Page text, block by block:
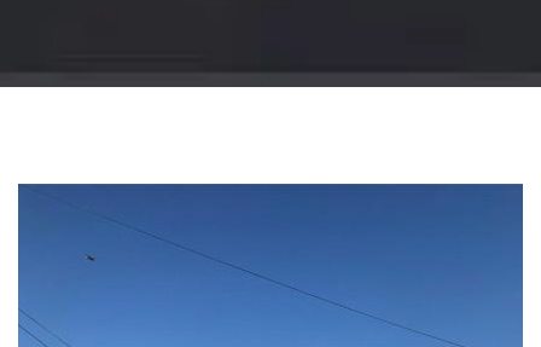
et PVC 51